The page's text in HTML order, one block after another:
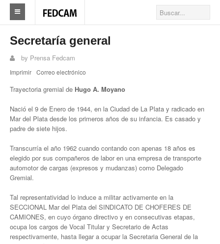
Home
Federacion
Federación
Autoridades
Nuestros Sindicatos
Delegaciones en el país
Actualidad Sindicatos
Camioneros solidarios
Publicaciones
Revista Los Camioneros
Anuario 20 años
Secretaría general
by Prensa Fedcam
Imprimir Correo electrónico
Trayectoria gremial de Hugo A. Moyano
Nació el 9 de Enero de 1944, en la Ciudad de La Plata y radicado en
Mar del Plata desde los primeros años de su infancia. Es casado y
padre de siete hijos.
Transcurría el año 1962 cuando contando con apenas 18 años es
elegido por sus compañeros de labor en una empresa de transporte
automotor de cargas (expresos y mudanzas) como Delegado
Gremial.
Tal representatividad lo induce a militar activamente en la
SECCIONAL Mar del Plata del SINDICATO DE CHOFERES DE
CAMIONES, en cuyo órgano directivo y en consecutivas etapas,
ocupa los cargos de Vocal Titular y Secretario de Actas
respectivamente, hasta llegar a ocupar la Secretaria General de la